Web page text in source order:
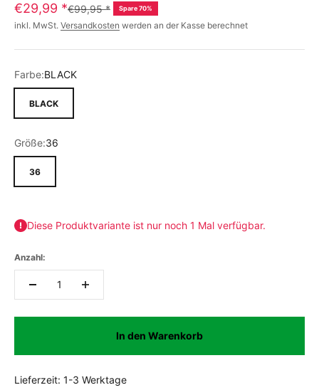
€29,99 *€99,95* Spare 70%
inkl. MwSt. Versandkosten werden an der Kasse berechnet
Farbe:BLACK
BLACK
Größe:36
36
Diese Produktvariante ist nur noch 1 Mal verfügbar.
Anzahl:
In den Warenkorb
Lieferzeit: 1-3 Werktage